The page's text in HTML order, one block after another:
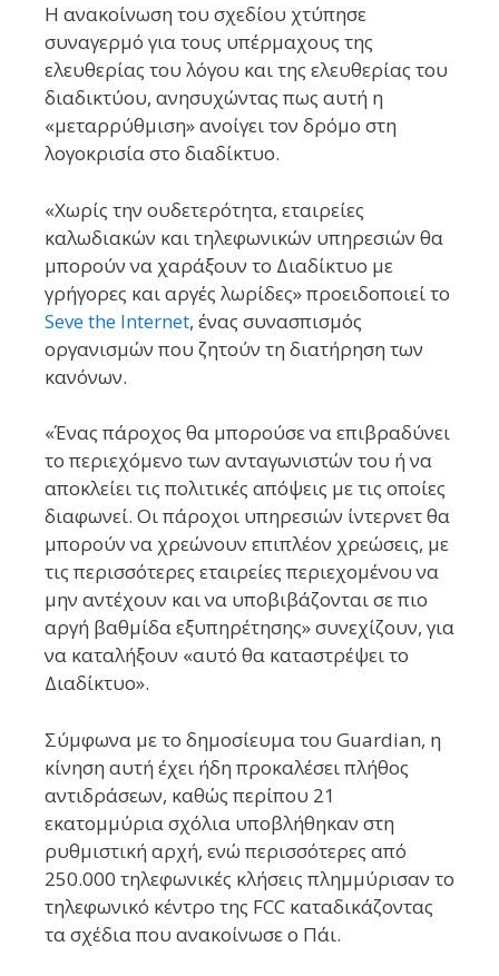
Η ανακοίνωση του σχεδίου χτύπησε
συναγερμό για τους υπέρμαχους της
ελευθερίας του λόγου και της ελευθερίας του
διαδικτύου, ανησυχώντας πως αυτή η
«μεταρρύθμιση» ανοίγει τον δρόμο στη
λογοκρισία στο διαδίκτυο.
«Χωρίς την ουδετερότητα, εταιρείες
καλωδιακών και τηλεφωνικών υπηρεσιών θα
μπορούν να χαράξουν το Διαδίκτυο με
γρήγορες και αργές λωρίδες» προειδοποιεί το
Seve the Internet, ένας συνασπισμός
οργανισμών που ζητούν τη διατήρηση των
κανόνων.
«Ένας πάροχος θα μπορούσε να επιβραδύνει
το περιεχόμενο των ανταγωνιστών του ή να
αποκλείει τις πολιτικές απόψεις με τις οποίες
διαφωνεί. Οι πάροχοι υπηρεσιών ίντερνετ θα
μπορούν να χρεώνουν επιπλέον χρεώσεις, με
τις περισσότερες εταιρείες περιεχομένου να
μην αντέχουν και να υποβιβάζονται σε πιο
αργή βαθμίδα εξυπηρέτησης» συνεχίζουν, για
να καταλήξουν «αυτό θα καταστρέψει το
Διαδίκτυο».
Σύμφωνα με το δημοσίευμα του Guardian, η
κίνηση αυτή έχει ήδη προκαλέσει πλήθος
αντιδράσεων, καθώς περίπου 21
εκατομμύρια σχόλια υποβλήθηκαν στη
ρυθμιστική αρχή, ενώ περισσότερες από
250.000 τηλεφωνικές κλήσεις πλημμύρισαν το
τηλεφωνικό κέντρο της FCC καταδικάζοντας
τα σχέδια που ανακοίνωσε ο Πάι.